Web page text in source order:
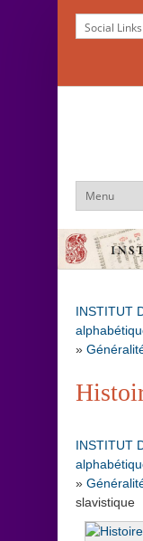
INSTITUT
»
INSTITUT
»
slavistique